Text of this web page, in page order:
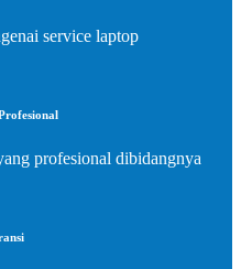
service laptop
profesional dibidangnya